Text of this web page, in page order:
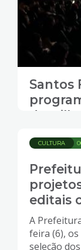
Santos
de
CULTURA
editais
A
feira (6),
seleção